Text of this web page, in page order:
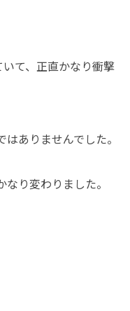
て、正直かなり衝撃
ありませんでした。
り変わりました。